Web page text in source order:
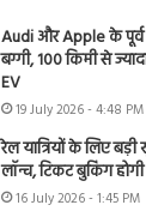
Audi और Apple के पूर्व
बग्गी, 100 किमी से
EV
19 July 2026 - 4:48 PM
रेल यात्रियों के लिए
लॉन्च, टिकट बुकिंग
16 July 2026 - 1:45 PM